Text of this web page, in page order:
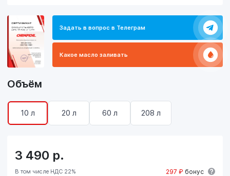
Задать в вопрос в Телеграм
Какое масло заливать
Объём
10 л 20 л 60 л 208 л
3 490 р.
В том числе НДС 22% 297 ₽ бонус